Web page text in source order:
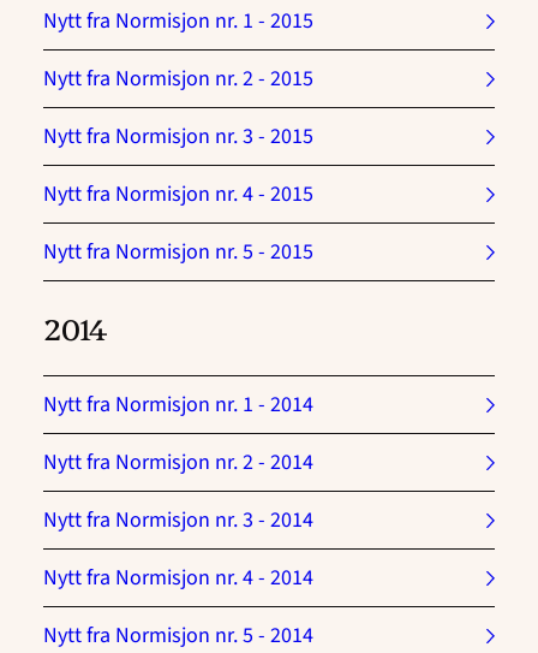
Nytt fra Normisjon nr. 1 - 2015
Nytt fra Normisjon nr. 2 - 2015
Nytt fra Normisjon nr. 3 - 2015
Nytt fra Normisjon nr. 4 - 2015
Nytt fra Normisjon nr. 5 - 2015
2014
Nytt fra Normisjon nr. 1 - 2014
Nytt fra Normisjon nr. 2 - 2014
Nytt fra Normisjon nr. 3 - 2014
Nytt fra Normisjon nr. 4 - 2014
Nytt fra Normisjon nr. 5 - 2014